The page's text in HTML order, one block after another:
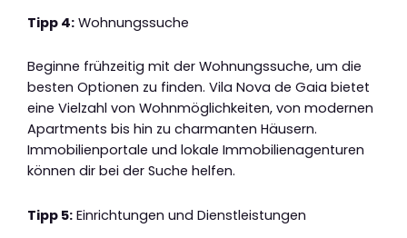
Tipp 4: Wohnungssuche
Beginne frühzeitig mit der Wohnungssuche, um die
besten Optionen zu finden. Vila Nova de Gaia bietet
eine Vielzahl von Wohnmöglichkeiten, von modernen
Apartments bis hin zu charmanten Häusern.
Immobilienportale und lokale Immobilienagenturen
können dir bei der Suche helfen.
Tipp 5: Einrichtungen und Dienstleistungen